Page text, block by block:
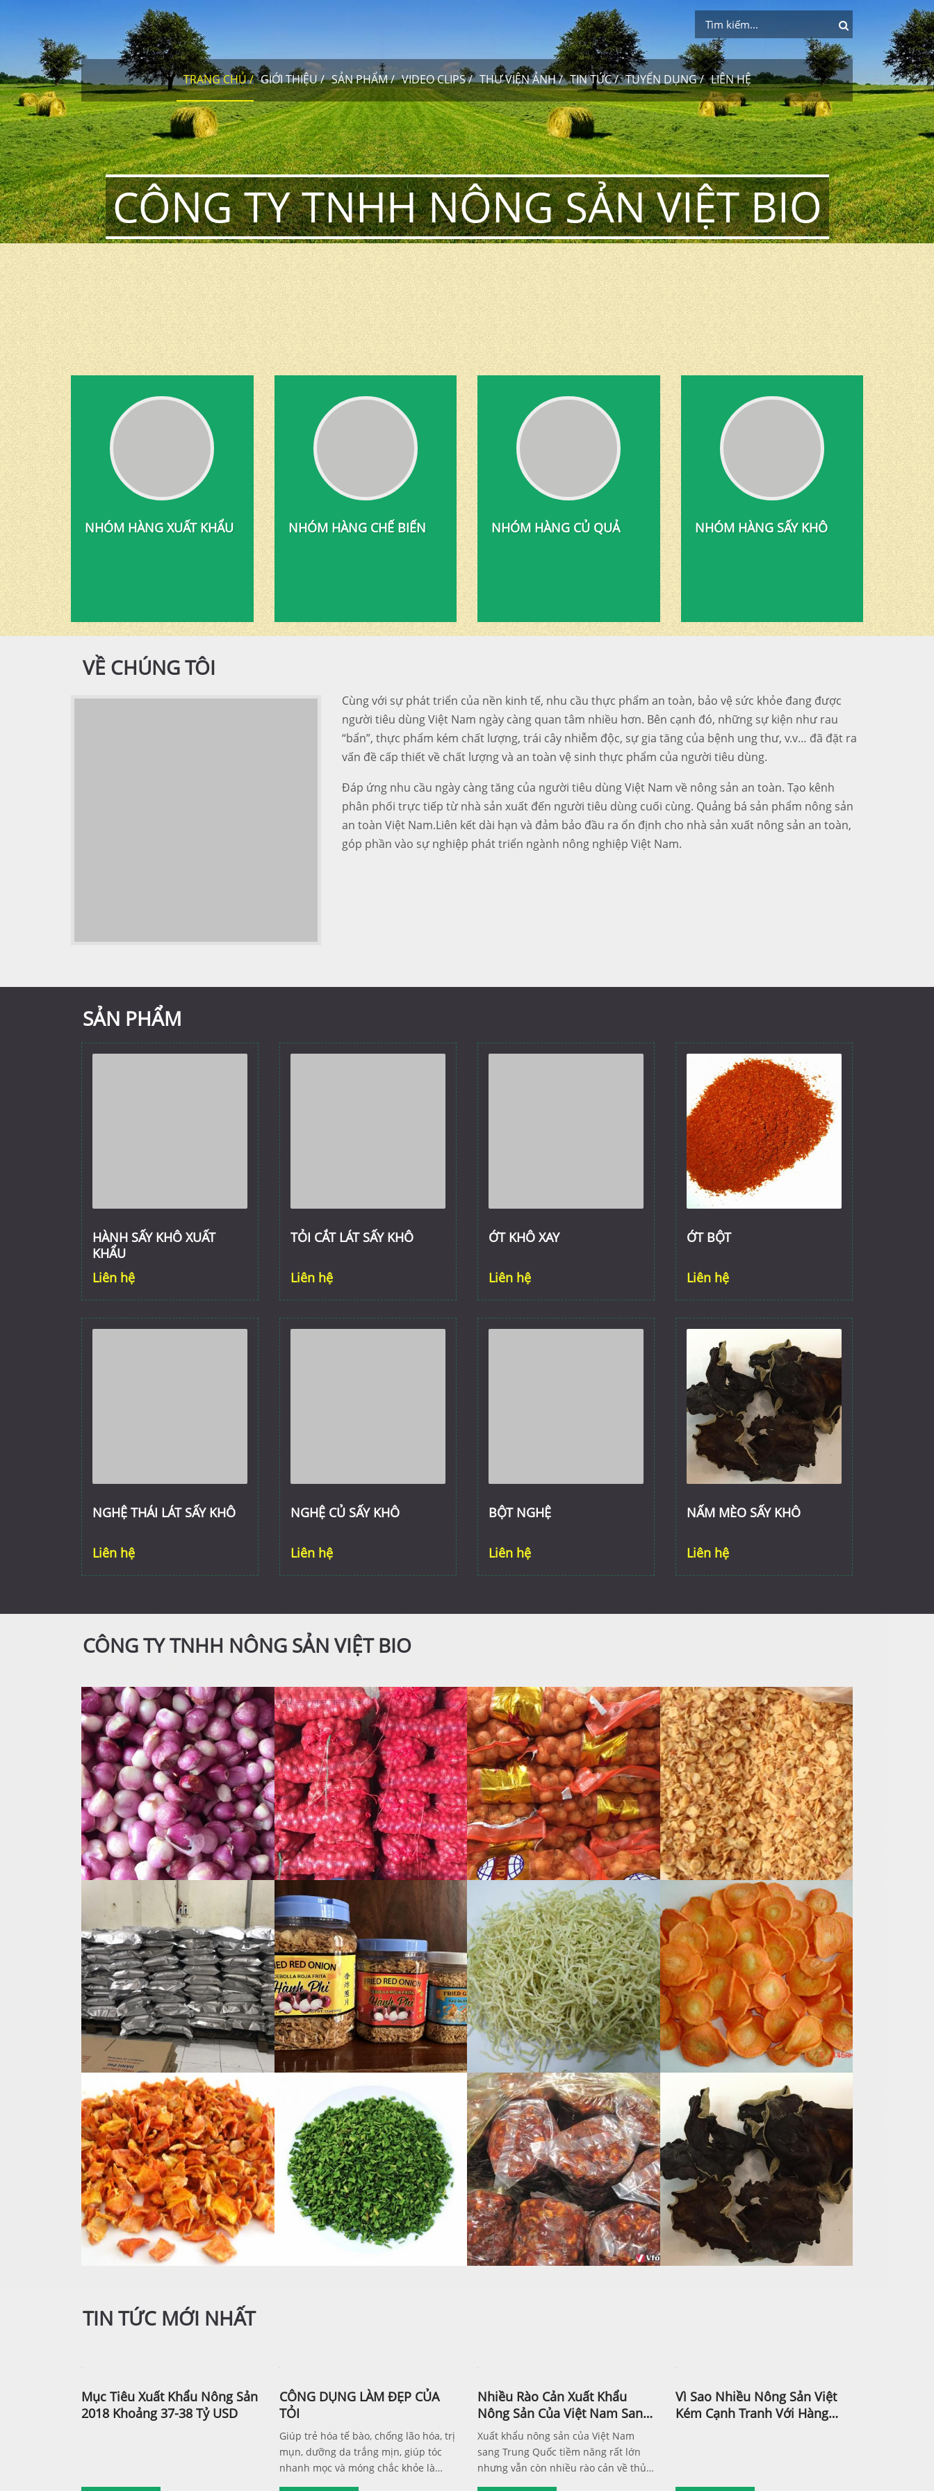
TRANG CHỦ GIỚI THIỆU SẢN PHẨM VIDEO CLIPS THƯ VIỆN ẢNH TIN TỨC TUYỂN DỤNG LIÊN HỆ
CÔNG TY TNHH NÔNG SẢN VIỆT BIO
NHÓM HÀNG XUẤT KHẨU NHÓM HÀNG CHẾ BIẾN NHÓM HÀNG CỦ QUẢ NHÓM HÀNG SẤY KHÔ
VỀ CHÚNG TÔI
Cùng với sự phát triển của nền kinh tế, nhu cầu thực phẩm an toàn, bảo vệ sức khỏe đang được
người tiêu dùng Việt Nam ngày càng quan tâm nhiều hơn. Bên cạnh đó, những sự kiện như rau
“bẩn”, thực phẩm kém chất lượng, trái cây nhiễm độc, sự gia tăng của bệnh ung thư, v.v… đã đặt ra
vấn đề cấp thiết về chất lượng và an toàn vệ sinh thực phẩm của người tiêu dùng.
Đáp ứng nhu cầu ngày càng tăng của người tiêu dùng Việt Nam về nông sản an toàn. Tạo kênh
phân phối trực tiếp từ nhà sản xuất đến người tiêu dùng cuối cùng. Quảng bá sản phẩm nông sản
an toàn Việt Nam.Liên kết dài hạn và đảm bảo đầu ra ổn định cho nhà sản xuất nông sản an toàn,
góp phần vào sự nghiệp phát triển ngành nông nghiệp Việt Nam.
SẢN PHẨM
HÀNH SẤY KHÔ XUẤT
KHẨU
Liên hệ
TỎI CẮT LÁT SẤY KHÔ
Liên hệ
ỚT KHÔ XAY
Liên hệ
ỚT BỘT
Liên hệ
NGHỆ THÁI LÁT SẤY KHÔ
Liên hệ
NGHỆ CỦ SẤY KHÔ
Liên hệ
BỘT NGHỆ
Liên hệ
NẤM MÈO SẤY KHÔ
Liên hệ
CÔNG TY TNHH NÔNG SẢN VIỆT BIO
TIN TỨC MỚI NHẤT
Mục Tiêu Xuất Khẩu Nông Sản
2018 Khoảng 37-38 Tỷ USD
CÔNG DỤNG LÀM ĐẸP CỦA
TỎI
Giúp trẻ hóa tế bào, chống lão hóa, trị
mụn, dưỡng da trắng mịn, giúp tóc
nhanh mọc và móng chắc khỏe là
Nhiều Rào Cản Xuất Khẩu
Nông Sản Của Việt Nam Sang
Trung Quốc
Xuất khẩu nông sản của Việt Nam
sang Trung Quốc tiềm năng rất lớn
nhưng vẫn còn nhiều rào cản về thủ
Vì Sao Nhiều Nông Sản Việt
Kém Cạnh Tranh Với Hàng